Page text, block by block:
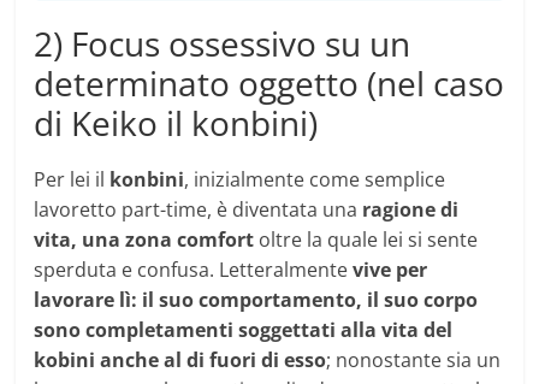
2) Focus ossessivo su un
determinato oggetto (nel caso
di Keiko il konbini)
Per lei il konbini, inizialmente come semplice
lavoretto part-time, è diventata una ragione di
vita, una zona comfort oltre la quale lei si sente
sperduta e confusa. Letteralmentevive per
lavorare lì: il suo comportamento, il suo corpo
sono completamenti soggettati alla vita del
kobini anche al di fuori di esso; nonostante sia un